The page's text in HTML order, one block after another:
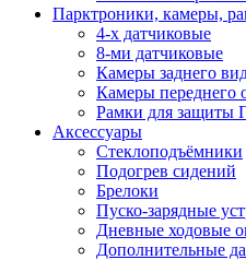
Парктроники, камеры,
4-х датчиковые
8-ми датчиковые
Камеры заднего
Камеры переднего
Рамки для защиты
Аксессуары
Стеклоподъёмники
Подогрев сидений
Брелоки
Пуско-зарядные
Дневные ходовые
Дополнительные